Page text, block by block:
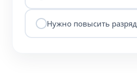
Нужно повысить разряд